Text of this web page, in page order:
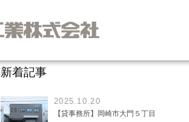
新着記事
2025.10.20
【貸事務所】岡崎市大門５丁目